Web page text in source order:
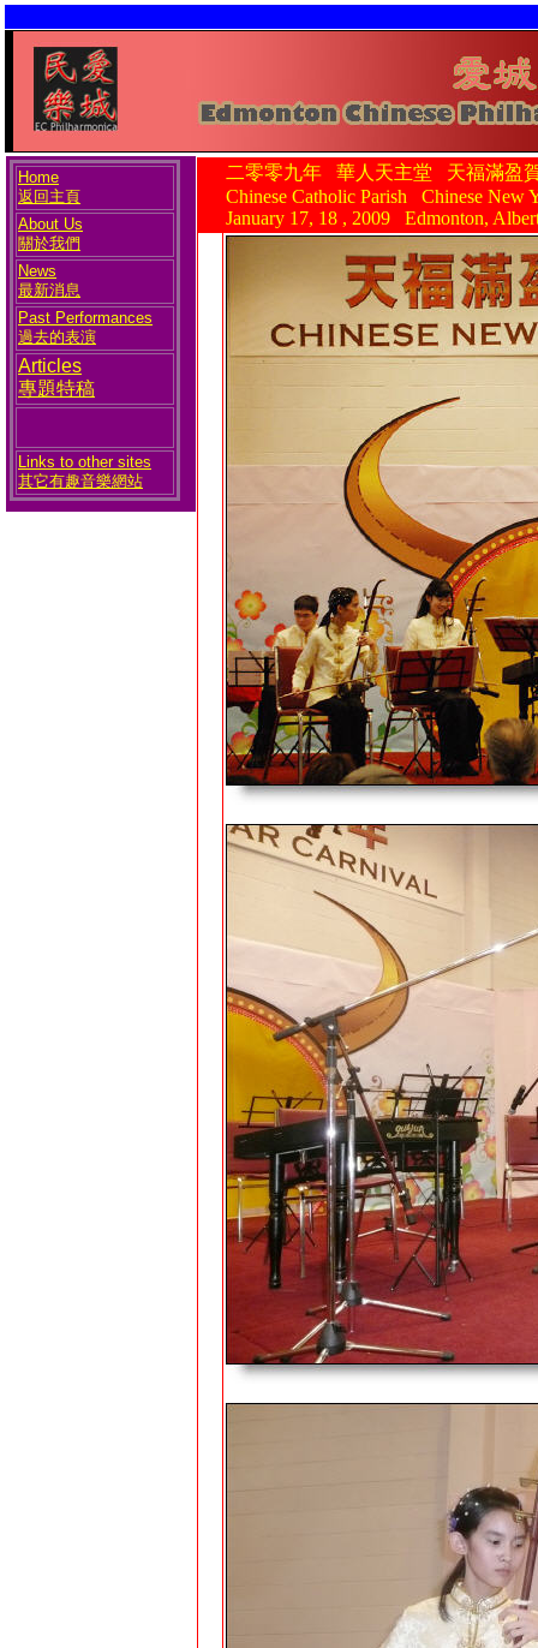
Home
返回主頁
About Us
關於我們
News
最新消息
Past Performances
過去的表演
Articles
專題特稿
Links to other sites
其它有趣音樂網站
二零零九年 華人天主堂 天福滿
Chinese Catholic Parish Chinese New
January 17, 18 , 2009 Edmonton,